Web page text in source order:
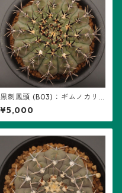
黒刺鳳頭 (B03)：ギムノカリ
キウム属 ※実生
¥5,000